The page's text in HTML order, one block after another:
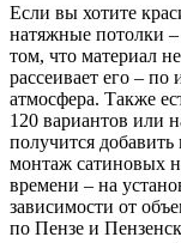
Если вы хотите
натяжные потолки
том, что материал
рассеивает его – по
атмосфера. Также
120 вариантов или
получится
монтаж сатиновых
времени – на
зависимости от
по Пензе и